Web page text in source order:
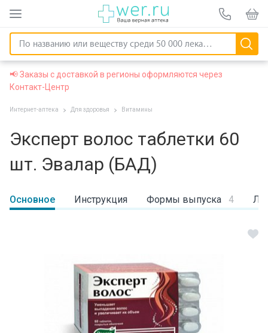
📢 Заказы с доставкой в регионы оформляются через
Контакт-Центр
Интернет-аптека Для здоровья Витамины
Эксперт волос таблетки 60
шт. Эвалар (БАД)
Основное Инструкция Формы выпуска 4